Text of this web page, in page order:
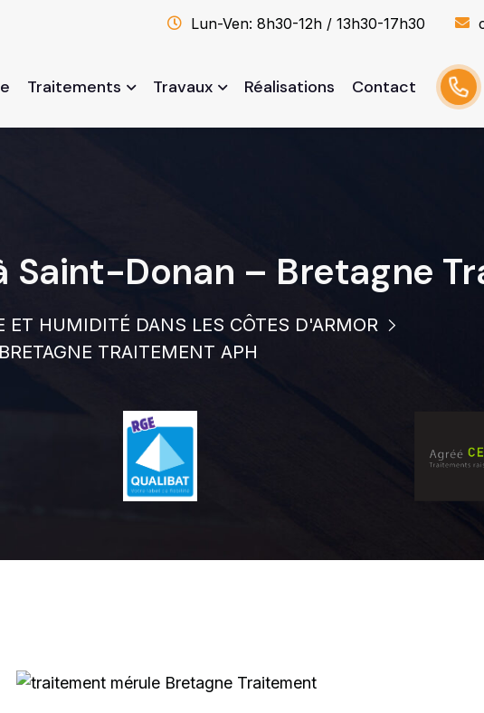
Lun-Ven: 8h30-12h / 13h30-17h30
Traitements Travaux Réalisations Contact
Donan – Bretagne
HUMIDITÉ DANS LES CÔTES D'ARMOR
TRAITEMENT APH